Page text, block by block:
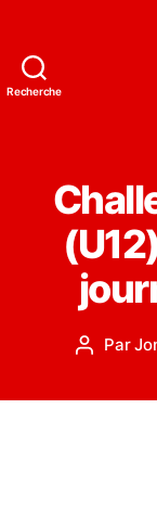
Recherche
Auteur
Par